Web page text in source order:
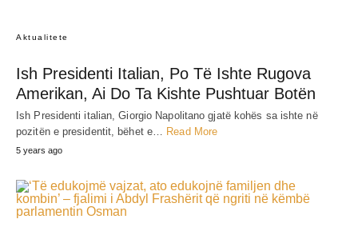
Aktualitete
Ish Presidenti Italian, Po Të Ishte Rugova
Amerikan, Ai Do Ta Kishte Pushtuar Botën
Ish Presidenti italian, Giorgio Napolitano gjatë kohës sa ishte në
pozitën e presidentit, bëhet e… Read More
5 years ago